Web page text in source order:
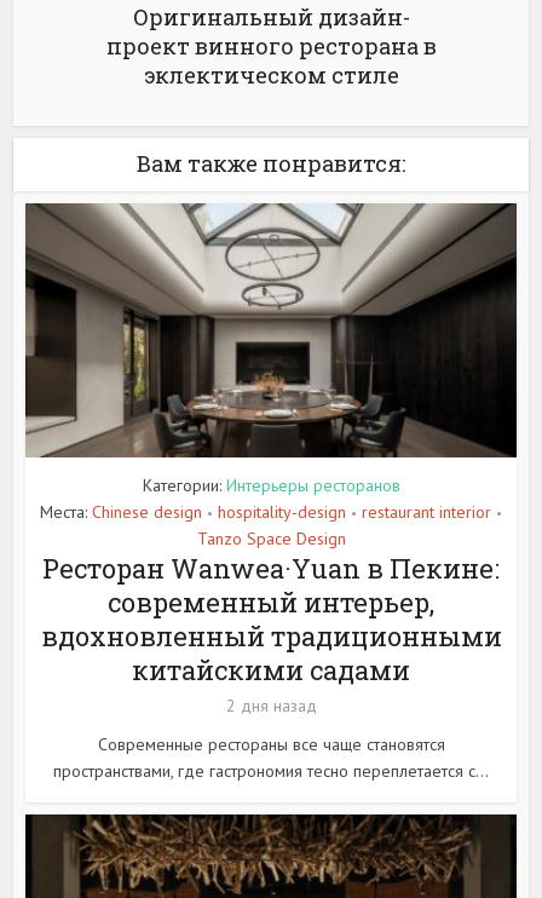
Оригинальный дизайн-
проект винного ресторана в
эклектическом стиле
Вам также понравится:
Категории: Интерьеры ресторанов
Места: Chinese design • hospitality-design • restaurant interior •
Tanzo Space Design
Ресторан Wanwea·Yuan в Пекине:
современный интерьер,
вдохновленный традиционными
китайскими садами
2 дня назад
Современные рестораны все чаще становятся
пространствами, где гастрономия тесно переплетается с...